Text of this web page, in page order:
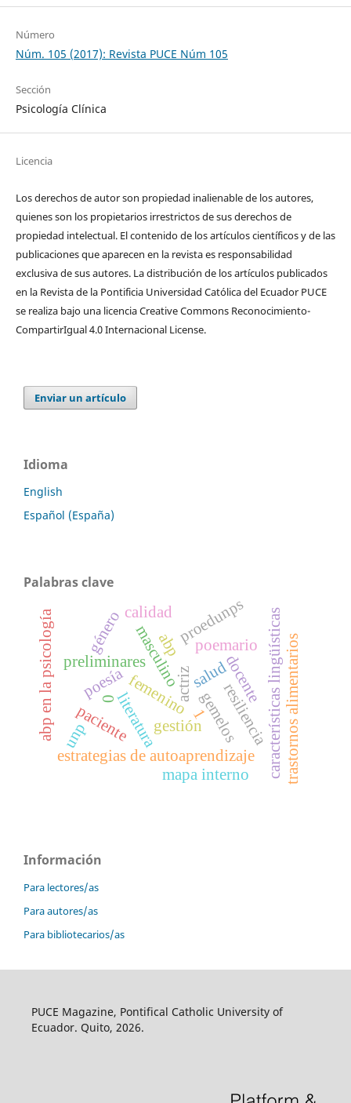
Número
Núm. 105 (2017): Revista PUCE Núm 105
Sección
Psicología Clínica
Licencia
Los derechos de autor son propiedad inalienable de los autores,
quienes son los propietarios irrestrictos de sus derechos de
propiedad intelectual. El contenido de los artículos científicos y de las
publicaciones que aparecen en la revista es responsabilidad
exclusiva de sus autores. La distribución de los artí­culos publicados
en la Revista de la Pontificia Universidad Católica del Ecuador PUCE
se realiza bajo una licencia Creative Commons Reconocimiento-
CompartirIgual 4.0 Internacional License.
Enviar un artículo
Idioma
English
Español (España)
Palabras clave
preliminares
poesía
literatura
poemario características lingüísticas
género
actriz
masculino
femenino
0
calidad
salud
paciente gestión
abp
estrategias de autoaprendizaje
abp en la psicología gemelos trastornos alimentarios
resiliencia
1
docente
proedunps
unp
mapa interno
Información
Para lectores/as
Para autores/as
Para bibliotecarios/as
PUCE Magazine, Pontifical Catholic University of
Ecuador. Quito, 2026.